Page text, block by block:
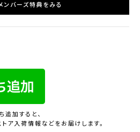
ンバーズ特典をみる
加すると、
ア入荷情報などをお届けします。